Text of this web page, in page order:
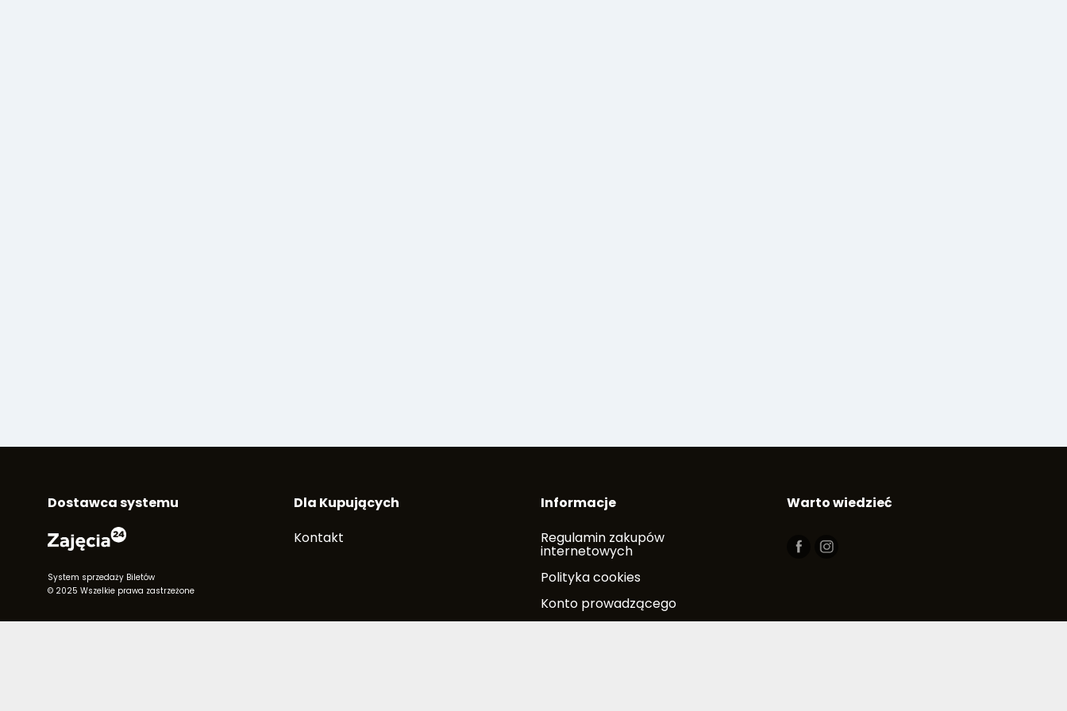
Dostawca systemu
System sprzedaży Biletów
© 2025 Wszelkie prawa zastrzeżone
Dla Kupujących
Kontakt
Informacje
Regulamin zakupów
internetowych
Polityka cookies
Konto prowadzącego
Warto wiedzieć